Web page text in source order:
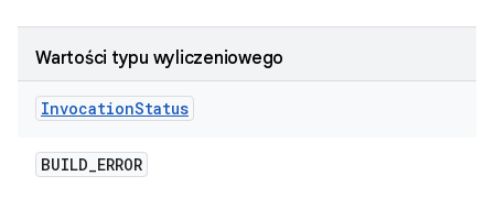
Wartości typu wyliczeniowego
InvocationStatus
BUILD_ERROR